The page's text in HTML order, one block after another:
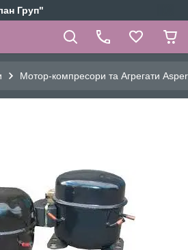
Груп"
Мотор-компресори та Агрегати